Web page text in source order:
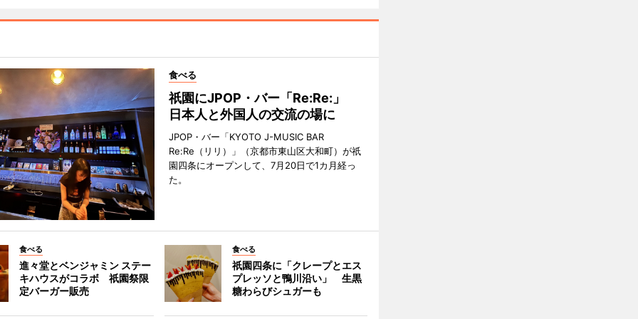
食べる
祇園にJPOP・バー「Re:Re:」
日本人と外国人の交流の場に
JPOP・バー「KYOTO J-MUSIC BAR
Re:Re（リリ）」（京都市東山区大和町）が祇
園四条にオープンして、7月20日で1カ月経っ
た。
食べる
進々堂とベンジャミン ステー
キハウスがコラボ 祇園祭限
定バーガー販売
食べる
祇園四条に「クレープとエス
プレッソと鴨川沿い」 生黒
糖わらびシュガーも